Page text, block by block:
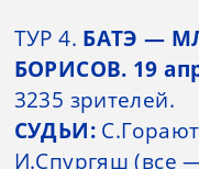
ТУР 4. БАТЭ —
БОРИСОВ. 19
3235 зрителей.
СУДЬИ:
И.Спургяш (все